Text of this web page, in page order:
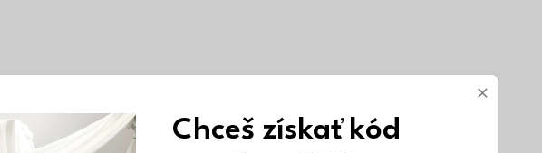
×
Chceš získať kód